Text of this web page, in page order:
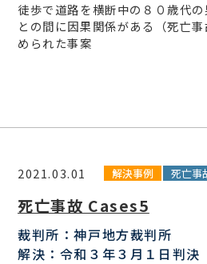
徒歩で道路を横断中の８０歳代
との間に因果関係がある（死亡
められた事案
2021.03.01 解決事例 死亡事
死亡事故 Cases5
裁判所：神戸地方裁判所
解決：令和３年３月１日判決